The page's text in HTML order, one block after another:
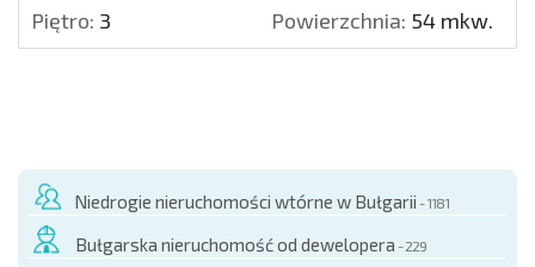
Piętro: 3 Powierzchnia: 54 mkw.
Niedrogie nieruchomości wtórne w Bułgarii - 1181
Bułgarska nieruchomość od dewelopera - 229